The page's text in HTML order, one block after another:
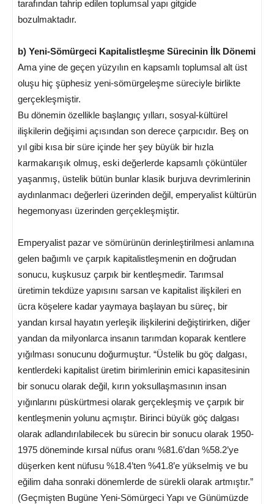
tarafından tahrip edilen toplumsal yapı gitgide
bozulmaktadır.
b) Yeni-Sömürgeci Kapitalistleşme Sürecinin İlk Dönemi
Ama yine de geçen yüzyılın en kapsamlı toplumsal alt üst
oluşu hiç şüphesiz yeni-sömürgeleşme süreciyle birlikte
gerçekleşmiştir.
Bu dönemin özellikle başlangıç yılları, sosyal-kültürel
ilişkilerin değişimi açısından son derece çarpıcıdır. Beş on
yıl gibi kısa bir süre içinde her şey büyük bir hızla
karmakarışık olmuş, eski değerlerde kapsamlı çöküntüler
yaşanmış, üstelik bütün bunlar klasik burjuva devrimlerinin
aydınlanmacı değerleri üzerinden değil, emperyalist kültürün
hegemonyası üzerinden gerçekleşmiştir.
Emperyalist pazar ve sömürünün derinleştirilmesi anlamına
gelen bağımlı ve çarpık kapitalistleşmenin en doğrudan
sonucu, kuşkusuz çarpık bir kentleşmedir. Tarımsal
üretimin tekdüze yapısını sarsan ve kapitalist ilişkileri en
ücra köşelere kadar yaymaya başlayan bu süreç, bir
yandan kırsal hayatın yerleşik ilişkilerini değiştirirken, diğer
yandan da milyonlarca insanın tarımdan koparak kentlere
yığılması sonucunu doğurmuştur. “Üstelik bu göç dalgası,
kentlerdeki kapitalist üretim birimlerinin emici kapasitesinin
bir sonucu olarak değil, kırın yoksullaşmasının insan
yığınlarını püskürtmesi olarak gerçekleşmiş ve çarpık bir
kentleşmenin yolunu açmıştır. Birinci büyük göç dalgası
olarak adlandırılabilecek bu sürecin bir sonucu olarak 1950-
1975 döneminde kırsal nüfus oranı %81.6’dan %58.2’ye
düşerken kent nüfusu %18.4’ten %41.8’e yükselmiş ve bu
eğilim daha sonraki dönemlerde de sürekli olarak artmıştır.”
(Geçmişten Bugüne Yeni-Sömürgeci Yapı ve Günümüzde